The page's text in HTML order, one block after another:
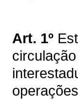
Art. 1º